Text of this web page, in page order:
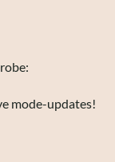
mode-updates!